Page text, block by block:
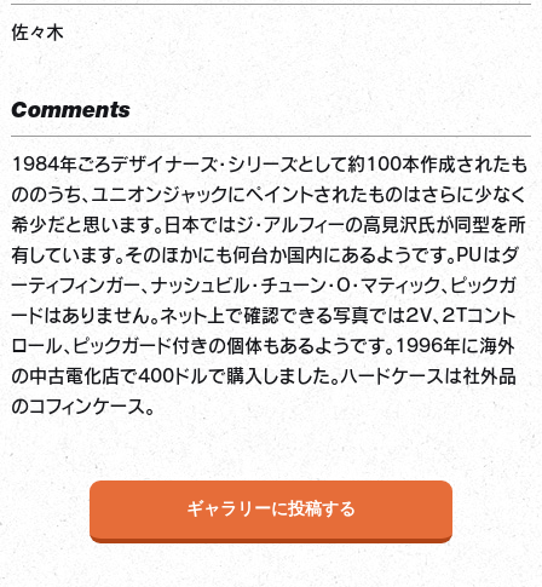
佐々木
Comments
1984年ごろデザイナーズ・シリーズとして約100本作成されたも
ののうち、ユニオンジャックにペイントされたものはさらに少なく
希少だと思います。日本ではジ・アルフィーの高見沢氏が同型を所
有しています。そのほかにも何台か国内にあるようです。PUはダ
ーティフィンガー、ナッシュビル・チューン・O・マティック、ピックガ
ードはありません。ネット上で確認できる写真では２V、２Tコント
ロール、ピックガード付きの個体もあるようです。1996年に海外
の中古電化店で400ドルで購入しました。ハードケースは社外品
のコフィンケース。
ギャラリーに投稿する